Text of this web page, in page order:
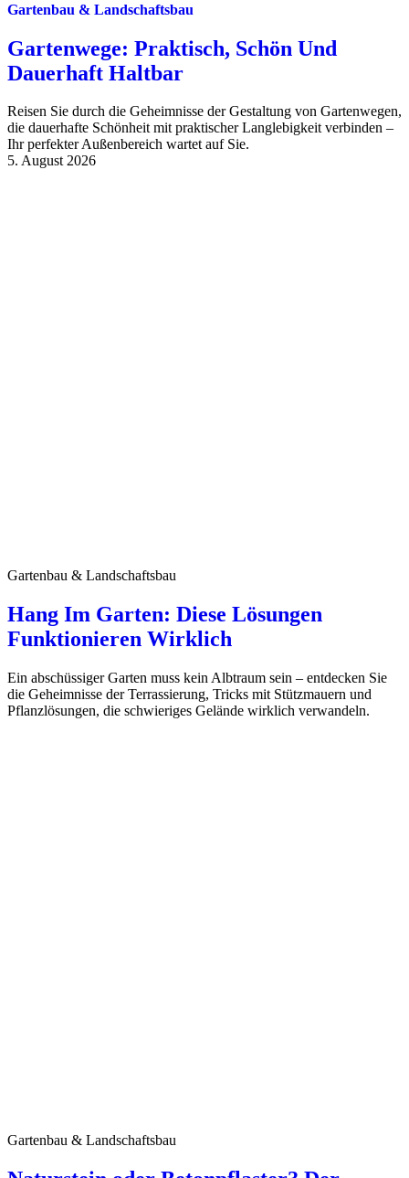
Gartenbau & Landschaftsbau
Gartenwege: Praktisch, Schön Und
Dauerhaft Haltbar
Reisen Sie durch die Geheimnisse der Gestaltung von Gartenwegen,
die dauerhafte Schönheit mit praktischer Langlebigkeit verbinden –
Ihr perfekter Außenbereich wartet auf Sie.
5. August 2026
Gartenbau & Landschaftsbau
Hang Im Garten: Diese Lösungen
Funktionieren Wirklich
Ein abschüssiger Garten muss kein Albtraum sein – entdecken Sie
die Geheimnisse der Terrassierung, Tricks mit Stützmauern und
Pflanzlösungen, die schwieriges Gelände wirklich verwandeln.
Gartenbau & Landschaftsbau